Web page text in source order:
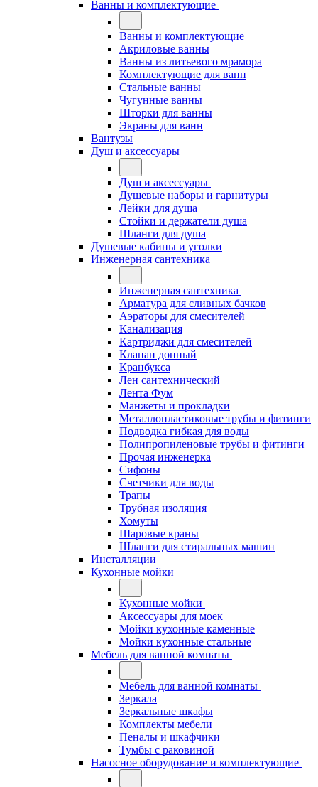
Ванны и комплектующие
Ванны и комплектующие
Акриловые ванны
Ванны из литьевого мрамора
Комплектующие для ванн
Стальные ванны
Чугунные ванны
Шторки для ванны
Экраны для ванн
Вантузы
Душ и аксессуары
Душ и аксессуары
Душевые наборы и гарнитуры
Лейки для душа
Стойки и держатели душа
Шланги для душа
Душевые кабины и уголки
Инженерная сантехника
Инженерная сантехника
Арматура для сливных бачков
Аэраторы для смесителей
Канализация
Картриджи для смесителей
Клапан донный
Кранбукса
Лен сантехнический
Лента Фум
Манжеты и прокладки
Металлопластиковые трубы и фитинги
Подводка гибкая для воды
Полипропиленовые трубы и фитинги
Прочая инженерка
Сифоны
Счетчики для воды
Трапы
Трубная изоляция
Хомуты
Шаровые краны
Шланги для стиральных машин
Инсталляции
Кухонные мойки
Кухонные мойки
Аксессуары для моек
Мойки кухонные каменные
Мойки кухонные стальные
Мебель для ванной комнаты
Мебель для ванной комнаты
Зеркала
Зеркальные шкафы
Комплекты мебели
Пеналы и шкафчики
Тумбы с раковиной
Насосное оборудование и комплектующие